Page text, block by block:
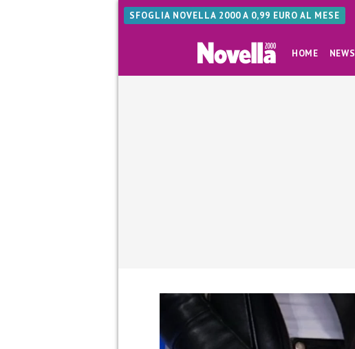
SFOGLIA NOVELLA 2000 A 0,99 EURO AL MESE
HOME NEWS